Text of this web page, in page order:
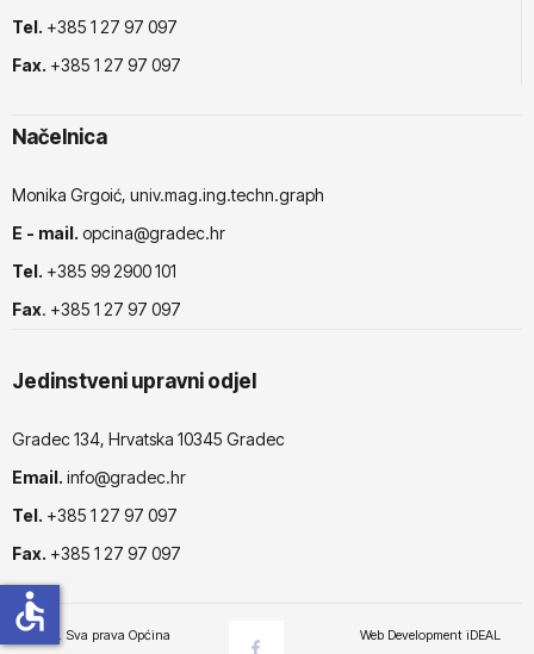
Tel. +385 1 27 97 097
Fax. +385 1 27 97 097
Načelnica
Monika Grgoić, univ.mag.ing.techn.graph
E - mail. opcina@gradec.hr
Tel. +385 99 2900 101
Fax. +385 1 27 97 097
Jedinstveni upravni odjel
Gradec 134, Hrvatska 10345 Gradec
Email. info@gradec.hr
Tel. +385 1 27 97 097
Fax. +385 1 27 97 097
© 2025. Sva prava Općina Web Development iDEAL
accessible